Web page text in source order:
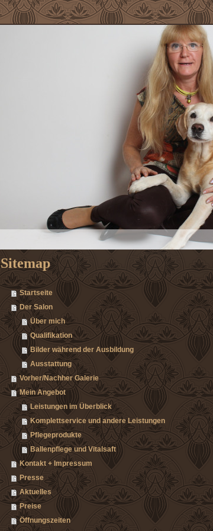
Sitemap
Startseite
Der Salon
Über mich
Qualifikation
Bilder während der Ausbildung
Ausstattung
Vorher/Nachher Galerie
Mein Angebot
Leistungen im Überblick
Komplettservice und andere Leistungen
Pflegeprodukte
Ballenpflege und Vitalsaft
Kontakt + Impressum
Presse
Aktuelles
Preise
Öffnungszeiten